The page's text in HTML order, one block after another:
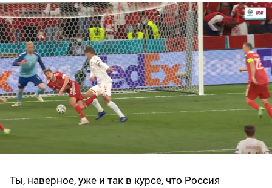
Ты, наверное, уже и так в курсе, что Россия